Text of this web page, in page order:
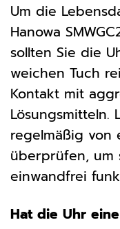
Um die
Hanowa
sollten Sie die
weichen Tuch
Kontakt mit
Lösungsmitteln.
regelmäßig von
überprüfen, um
einwandfrei
Hat die Uhr